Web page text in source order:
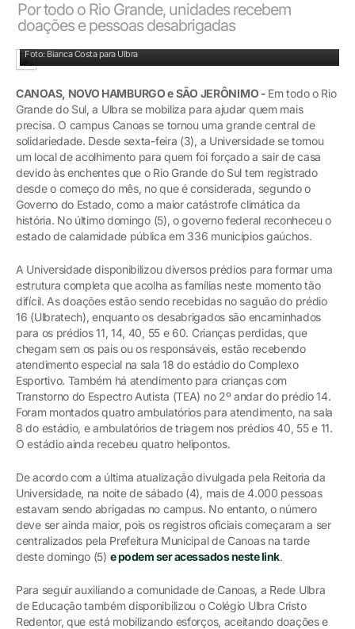
Por todo o Rio Grande, unidades recebem
doações e pessoas desabrigadas
Foto: Bianca Costa para Ulbra
CANOAS, NOVO HAMBURGO e SÃO JERÔNIMO - Em todo o Rio
Grande do Sul, a Ulbra se mobiliza para ajudar quem mais
precisa. O campus Canoas se tornou uma grande central de
solidariedade. Desde sexta-feira (3), a Universidade se tornou
um local de acolhimento para quem foi forçado a sair de casa
devido às enchentes que o Rio Grande do Sul tem registrado
desde o começo do mês, no que é considerada, segundo o
Governo do Estado, como a maior catástrofe climática da
história. No último domingo (5), o governo federal reconheceu o
estado de calamidade pública em 336 municípios gaúchos.
A Universidade disponibilizou diversos prédios para formar uma
estrutura completa que acolha as famílias neste momento tão
difícil. As doações estão sendo recebidas no saguão do prédio
16 (Ulbratech), enquanto os desabrigados são encaminhados
para os prédios 11, 14, 40, 55 e 60. Crianças perdidas, que
chegam sem os pais ou os responsáveis, estão recebendo
atendimento especial na sala 18 do estádio do Complexo
Esportivo. Também há atendimento para crianças com
Transtorno do Espectro Autista (TEA) no 2º andar do prédio 14.
Foram montados quatro ambulatórios para atendimento, na sala
8 do estádio, e ambulatórios de triagem nos prédios 40, 55 e 11.
O estádio ainda recebeu quatro helipontos.
De acordo com a última atualização divulgada pela Reitoria da
Universidade, na noite de sábado (4), mais de 4.000 pessoas
estavam sendo abrigadas no campus. No entanto, o número
deve ser ainda maior, pois os registros oficiais começaram a ser
centralizados pela Prefeitura Municipal de Canoas na tarde
deste domingo (5) e podem ser acessados neste link.
Para seguir auxiliando a comunidade de Canoas, a Rede Ulbra
de Educação também disponibilizou o Colégio Ulbra Cristo
Redentor, que está mobilizando esforços, aceitando doações e